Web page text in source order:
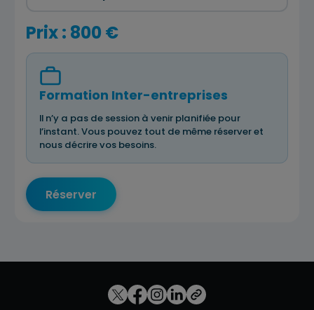
Prix : 800 €
Formation Inter-entreprises
Il n’y a pas de session à venir planifiée pour
l’instant. Vous pouvez tout de même réserver et
nous décrire vos besoins.
Réserver